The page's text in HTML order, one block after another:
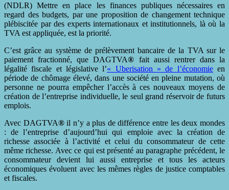
(NDLR) Mettre en place les finances publiques nécessaires en
regard des budgets, par une proposition de changement technique
plébiscitée par des experts internationaux et institutionnels, là où la
TVA est appliquée, est la priorité.
C’est grâce au système de prélèvement bancaire de la TVA sur le
paiement fractionné, que DAGTVA® fait aussi rentrer dans la
légalité fiscale et législative l’« Uberisation » de l’économieen
période de chômage élevé, dans une société en pleine mutation, où
personne ne pourra empêcher l’accès à ces nouveaux moyens de
création de l’entreprise individuelle, le seul grand réservoir de futurs
emplois.
Avec DAGTVA®il n’y a plus de différence entre les deux mondes
: de l’entreprise d’aujourd’hui qui emploie avec la création de
richesse associée à l’activité et celui du consommateur de cette
même richesse. Avec ce qui est présenté au paragraphe précédent, le
consommateur devient lui aussi entreprise et tous les acteurs
économiques évoluent avec les mêmes règles de justice comptables
et fiscales.